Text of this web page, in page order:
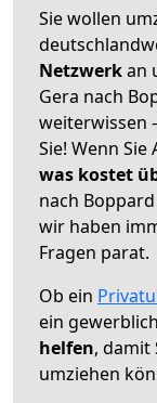
Sie wollen
Netzwerkan
Gera nach
weiterwissen
Sie! Wenn
was kostet
nach
wir haben
Fragen parat.
Ob ein
ein
helfen, damit
umziehen